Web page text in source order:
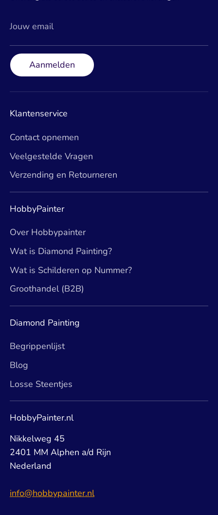
Jouw email
Aanmelden
Klantenservice
Contact opnemen
Veelgestelde Vragen
Verzending en Retourneren
HobbyPainter
Over Hobbypainter
Wat is Diamond Painting?
Wat is Schilderen op Nummer?
Groothandel (B2B)
Diamond Painting
Begrippenlijst
Blog
Losse Steentjes
HobbyPainter.nl
Nikkelweg 45
2401 MM Alphen a/d Rijn
Nederland
info@hobbypainter.nl